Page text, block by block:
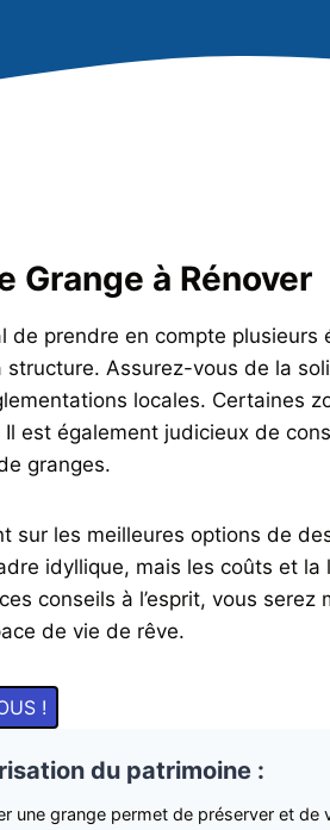
Grange à Rénover
de prendre en compte
Assurez-vous de la
locales. Certaines
est également judicieux de
granges.
les meilleures options de
idyllique, mais les coûts et la
conseils à l’esprit, vous serez
de vie de rêve.
!
du patrimoine :
une grange permet de préserver et